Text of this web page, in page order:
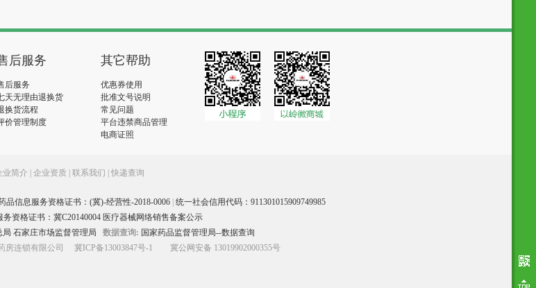
后服务
后服务
天无理由退换货
换货流程
价管理制度
其它帮助
优惠券使用
批准文号说明
常见问题
平台违禁商品管理
电商证照
业简介 企业资质 联系我们 快递查询
品信息服务资格证书：(冀)-经营性-2018-0006 统一社会信用代码：911301015909749985
资格证书：冀C20140004 医疗器械网络销售备案公示
局 石家庄市场监督管理局 数据查询: 国家药品监督管理局--数据查询
房连锁有限公司 冀ICP备13003847号-1 冀公网安备 13019902000355号